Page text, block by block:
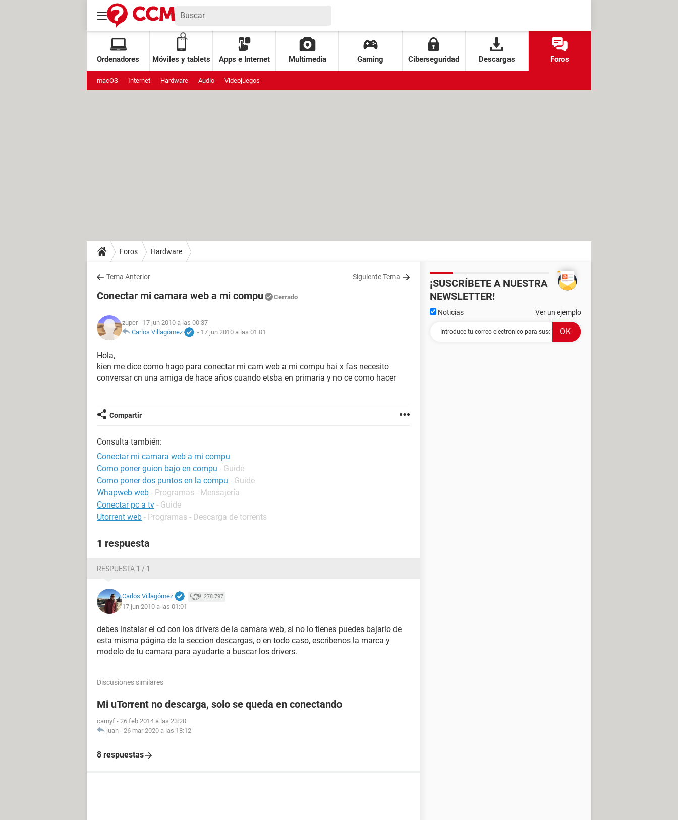
Ordenadores Móviles y tablets Apps e Internet Multimedia Gaming Ciberseguridad Descargas Foros
macOS Internet Hardware Audio Videojuegos
Foros Hardware
Tema Anterior Siguiente Tema
Conectar mi camara web a mi compu Cerrado
zuper - 17 jun 2010 a las 00:37
Carlos Villagómez
- 17 jun 2010 a las 01:01
Hola,
kien me dice como hago para conectar mi cam web a mi compu hai x fas necesito
conversar cn una amiga de hace años cuando etsba en primaria y no ce como hacer
Compartir
Consulta también:
Conectar mi camara web a mi compu
Como poner guion bajo en compu - Guide
Como poner dos puntos en la compu - Guide
Whapweb web - Programas - Mensajería
Conectar pc a tv - Guide
Utorrent web - Programas - Descarga de torrents
1 respuesta
RESPUESTA 1 / 1
Carlos Villagómez 278.797
17 jun 2010 a las 01:01
debes instalar el cd con los drivers de la camara web, si no lo tienes puedes bajarlo de
esta misma página de la seccion descargas, o en todo caso, escribenos la marca y
modelo de tu camara para ayudarte a buscar los drivers.
Discusiones similares
Mi uTorrent no descarga, solo se queda en conectando
camyf - 26 feb 2014 a las 23:20
juan - 26 mar 2020 a las 18:12
8 respuestas
¡SUSCRÍBETE A NUESTRA
NEWSLETTER!
Noticias Ver un ejemplo